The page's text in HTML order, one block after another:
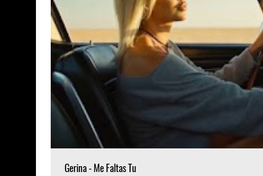
Gerina - Me Faltas Tu